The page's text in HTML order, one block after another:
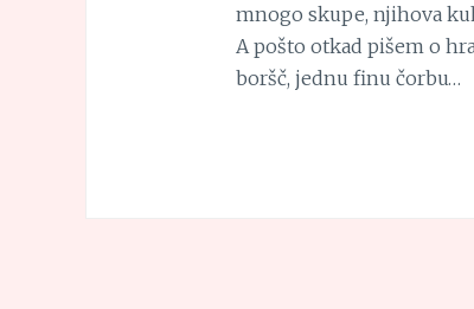
mnogo skupe, njihova
A pošto otkad pišem o
boršč, jednu finu čorbu…